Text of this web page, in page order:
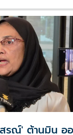
รณ์' ต้านมิน อ